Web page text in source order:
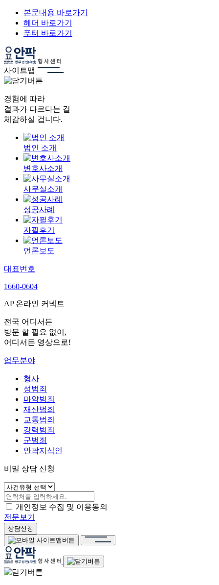
본문내용 바로가기
헤더 바로가기
푸터 바로가기
사이트맵
경험에 따라
결과가 다르다는 걸
체감하실 겁니다.
법인 소개
변호사소개
사무실소개
성공사례
자필후기
언론보도
대표번호
1660-0604
AP 온라인 커넥트
전국 어디서든
방문 할 필요 없이,
어디서든 영상으로!
업무분야
형사
성범죄
마약범죄
재산범죄
교통범죄
강력범죄
군범죄
안팍지식인
비밀 상담 신청
개인정보 수집 및 이용동의
전문보기
상담신청